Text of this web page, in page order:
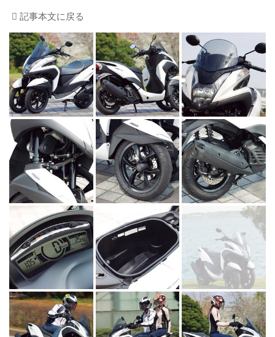
記事本文に戻る